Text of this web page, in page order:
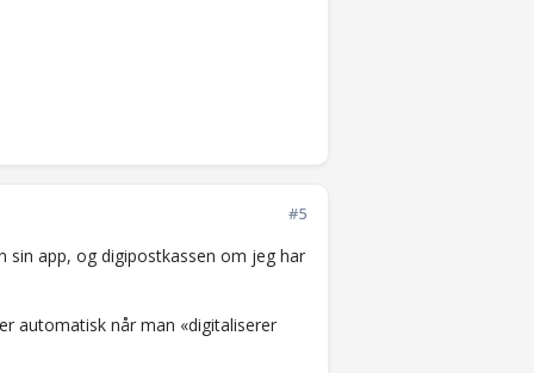
#5
sin app, og digipostkassen om jeg har
automatisk når man «digitaliserer